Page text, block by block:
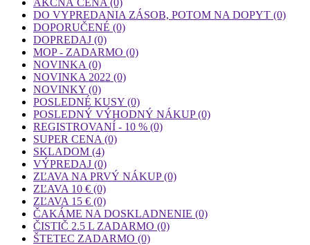
DO VYPREDANIA ZÁSOB, POTOM NA DOPYT (0)
DOPORUČENÉ (0)
DOPREDAJ (0)
MOP - ZADARMO (0)
NOVINKA (0)
NOVINKA 2022 (0)
NOVINKY (0)
POSLEDNÉ KUSY (0)
POSLEDNÝ VÝHODNÝ NÁKUP(0)
REGISTROVANÍ - 10 % (0)
SUPER CENA (0)
SKLADOM (4)
VÝPREDAJ (0)
ZĽAVA NA PRVÝ NÁKUP(0)
ZĽAVA 10 € (0)
ZĽAVA 15 € (0)
ČAKÁME NA DOSKLADNENIE (0)
ČISTIČ 2.5 L ZADARMO (0)
ŠTETEC ZADARMO (0)